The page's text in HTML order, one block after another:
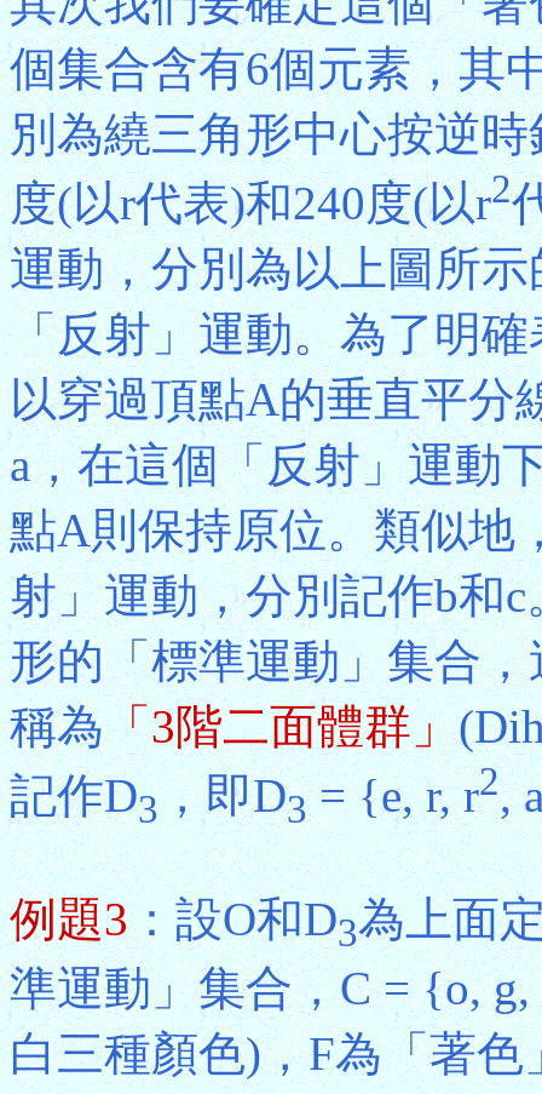
個集合含有6個元素，其
別為繞三角形中心按逆
度(以r代表)和240度(以r2
運動，分別為以上圖所
「反射」運動。為了明
以穿過頂點A的垂直平分
a，在這個「反射」運動
點A則保持原位。類似地
射」運動，分別記作b和
形的「標準運動」集合
稱為「3階二面體群」
記作D3，即D3= {e, r, r2,
例題3：設O和D3為上面
準運動」集合，C = {o,
白三種顏色)，F為「著